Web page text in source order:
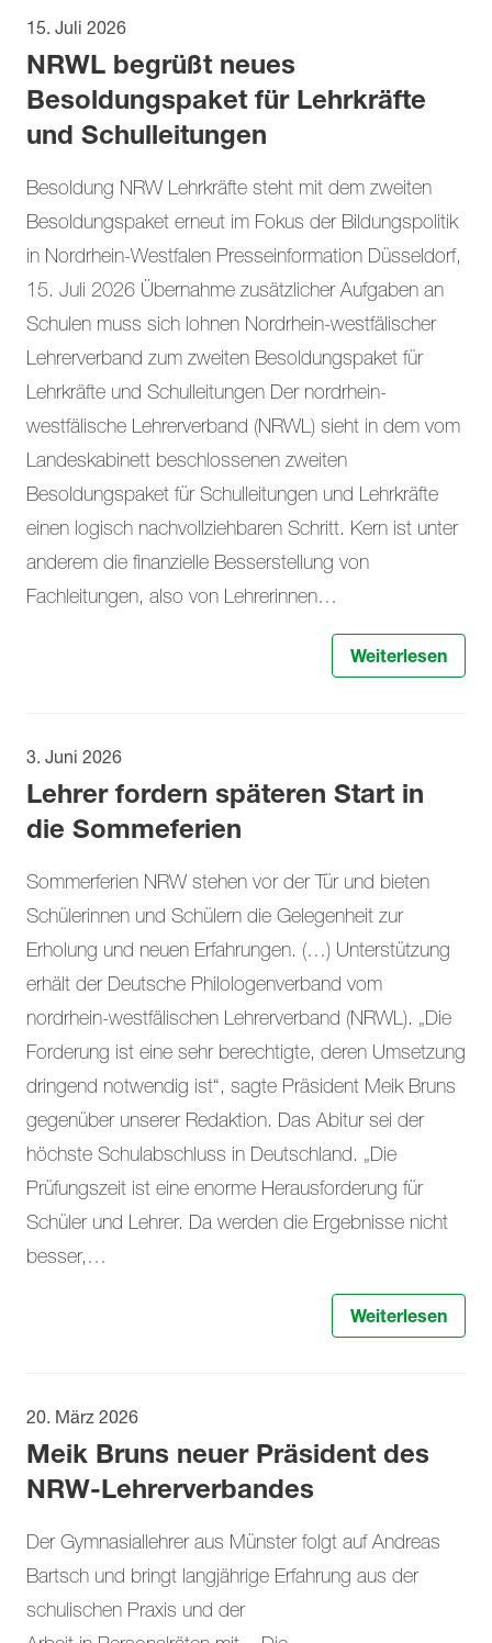
15. Juli 2026
NRWL begrüßt neues
Besoldungspaket für Lehrkräfte
und Schulleitungen
Besoldung NRW Lehrkräfte steht mit dem zweiten
Besoldungspaket erneut im Fokus der Bildungspolitik
in Nordrhein-Westfalen Presseinformation Düsseldorf,
15. Juli 2026 Übernahme zusätzlicher Aufgaben an
Schulen muss sich lohnen Nordrhein-westfälischer
Lehrerverband zum zweiten Besoldungspaket für
Lehrkräfte und Schulleitungen Der nordrhein-
westfälische Lehrerverband (NRWL) sieht in dem vom
Landeskabinett beschlossenen zweiten
Besoldungspaket für Schulleitungen und Lehrkräfte
einen logisch nachvollziehbaren Schritt. Kern ist unter
anderem die finanzielle Besserstellung von
Fachleitungen, also von Lehrerinnen…
Weiterlesen
3. Juni 2026
Lehrer fordern späteren Start in
die Sommeferien
Sommerferien NRW stehen vor der Tür und bieten
Schülerinnen und Schülern die Gelegenheit zur
Erholung und neuen Erfahrungen. (…) Unterstützung
erhält der Deutsche Philologenverband vom
nordrhein-westfälischen Lehrerverband (NRWL). „Die
Forderung ist eine sehr berechtigte, deren Umsetzung
dringend notwendig ist“, sagte Präsident Meik Bruns
gegenüber unserer Redaktion. Das Abitur sei der
höchste Schulabschluss in Deutschland. „Die
Prüfungszeit ist eine enorme Herausforderung für
Schüler und Lehrer. Da werden die Ergebnisse nicht
besser,…
Weiterlesen
20. März 2026
Meik Bruns neuer Präsident des
NRW-Lehrerverbandes
Der Gymnasiallehrer aus Münster folgt auf Andreas
Bartsch und bringt langjährige Erfahrung aus der
schulischen Praxis und der